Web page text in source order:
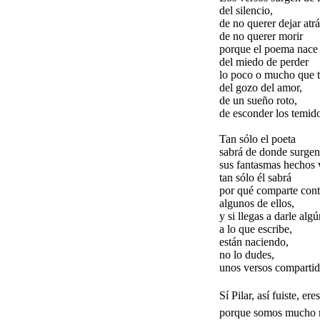
del silencio,
de no querer dejar
de no querer morir
porque el poema
del miedo de perder
lo poco o mucho que
del gozo del amor,
de un sueño roto,
de esconder los
Tan sólo el poeta
sabrá de donde surgen
sus fantasmas hechos
tan sólo él sabrá
por qué comparte
algunos de ellos,
y si llegas a darle
a lo que escribe,
están naciendo,
no lo dudes,
unos versos
Sí Pilar, así fuiste,
porque somos